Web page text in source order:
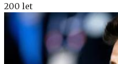
200 let